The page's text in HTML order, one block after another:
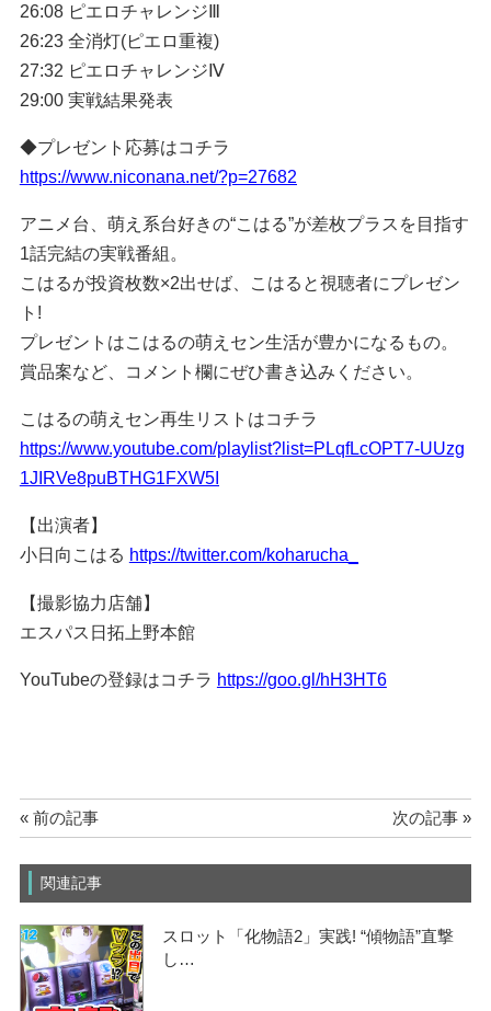
26:08 ピエロチャレンジⅢ
26:23 全消灯(ピエロ重複)
27:32 ピエロチャレンジⅣ
29:00 実戦結果発表
◆プレゼント応募はコチラ
https://www.niconana.net/?p=27682
アニメ台、萌え系台好きの“こはる”が差枚プラスを目指す
1話完結の実戦番組。
こはるが投資枚数×2出せば、こはると視聴者にプレゼン
ト!
プレゼントはこはるの萌えセン生活が豊かになるもの。
賞品案など、コメント欄にぜひ書き込みください。
こはるの萌えセン再生リストはコチラ
https://www.youtube.com/playlist?list=PLqfLcOPT7-UUzg
1JIRVe8puBTHG1FXW5I
【出演者】
小日向こはる https://twitter.com/koharucha_
【撮影協力店舗】
エスパス日拓上野本館
YouTubeの登録はコチラ https://goo.gl/hH3HT6
« 前の記事 次の記事 »
関連記事
スロット「化物語2」実践! “傾物語”直撃
し…